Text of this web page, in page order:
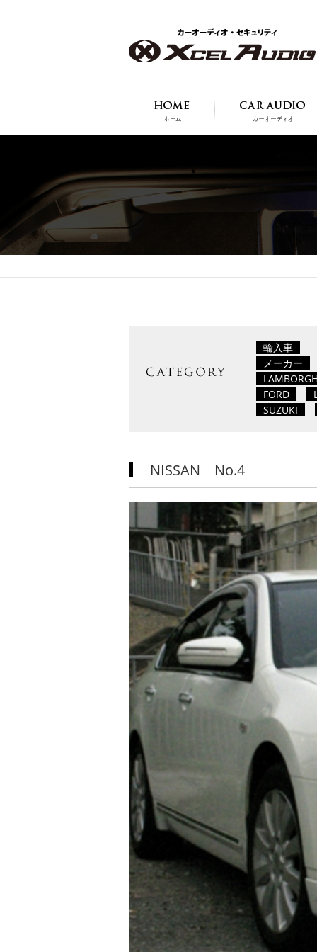
輸入車
メーカー
FORD
SUZUKI
NISSAN No.4